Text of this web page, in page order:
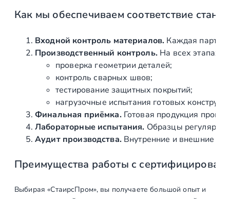
Как мы обеспечиваем соответствие
Входной контроль материалов. Каждая партия
Производственный контроль.На всех этапах
проверка геометрии деталей;
контроль сварных швов;
тестирование защитных покрытий;
нагрузочные испытания готовых
Финальная приёмка.Готовая продукция
Лабораторные испытания. Образцы регулярно
Аудит производства.Внутренние и внешние
Преимущества работы с
Выбирая «СтаирсПром», вы получаете большой опыт и